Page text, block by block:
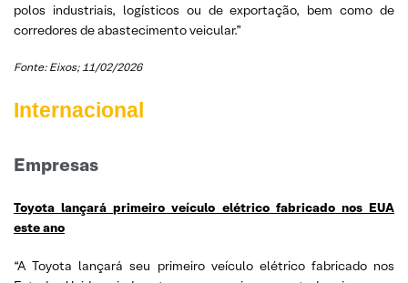
polos industriais, logísticos ou de exportação, bem como de
corredores de abastecimento veicular.”
Fonte: Eixos; 11/02/2026
Internacional
Empresas
Toyota lançará primeiro veículo elétrico fabricado nos EUA
este ano
“A Toyota lançará seu primeiro veículo elétrico fabricado nos